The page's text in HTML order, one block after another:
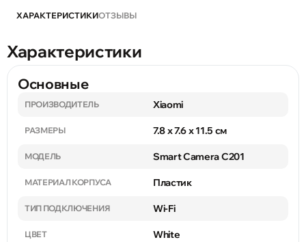
ХАРАКТЕРИСТИКИОТЗЫВЫ
Характеристики
Основные
ПРОИЗВОДИТЕЛЬ Xiaomi
РАЗМЕРЫ 7.8 x 7.6 x 11.5 см
МОДЕЛЬ Smart Camera C201
МАТЕРИАЛ КОРПУСА Пластик
ТИП ПОДКЛЮЧЕНИЯ Wi-Fi
ЦВЕТ White